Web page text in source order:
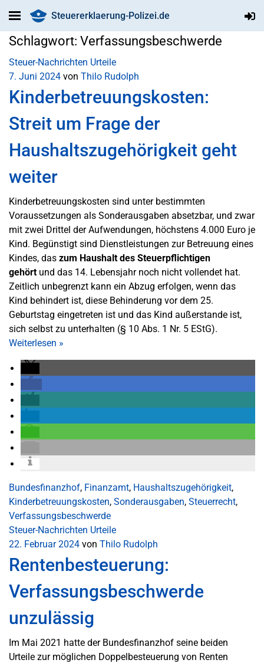
Steuererklaerung-Polizei.de
Schlagwort: Verfassungsbeschwerde
Steuer-Nachrichten Urteile
7. Juni 2024 von Thilo Rudolph
Kinderbetreuungskosten:
Streit um Frage der
Haushaltszugehörigkeit geht
weiter
Kinderbetreuungskosten sind unter bestimmten
Voraussetzungen als Sonderausgaben absetzbar, und zwar
mit zwei Drittel der Aufwendungen, höchstens 4.000 Euro je
Kind. Begünstigt sind Dienstleistungen zur Betreuung eines
Kindes, das zum Haushalt des Steuerpflichtigen
gehörtund das 14. Lebensjahr noch nicht vollendet hat.
Zeitlich unbegrenzt kann ein Abzug erfolgen, wenn das
Kind behindert ist, diese Behinderung vor dem 25.
Geburtstag eingetreten ist und das Kind außerstande ist,
sich selbst zu unterhalten (§ 10 Abs. 1 Nr. 5 EStG).
Weiterlesen »
Bundesfinanzhof, Finanzamt, Haushaltszugehörigkeit,
Kinderbetreuungskosten, Sonderausgaben, Steuerrecht,
Verfassungsbeschwerde
Steuer-Nachrichten Urteile
22. Februar 2024 von Thilo Rudolph
Rentenbesteuerung:
Verfassungsbeschwerde
unzulässig
Im Mai 2021 hatte der Bundesfinanzhof seine beiden
Urteile zur möglichen Doppelbesteuerung von Renten